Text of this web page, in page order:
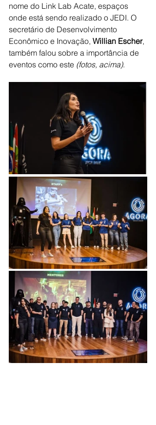
nome do Link Lab Acate, espaços
onde está sendo realizado o JEDI. O
secretário de Desenvolvimento
Econômico e Inovação, Willian Escher,
também falou sobre a importância de
eventos como este (fotos, acima).